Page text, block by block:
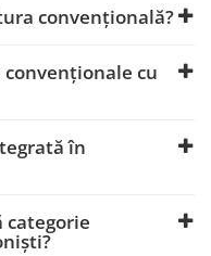
convențională?
cu
în
categorie